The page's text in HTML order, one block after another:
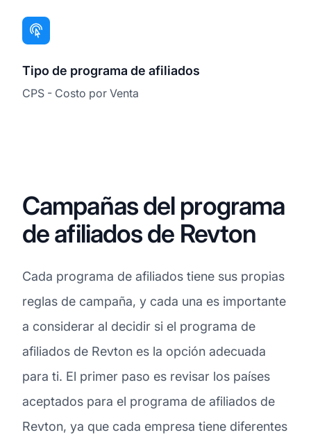
Tipo de programa de afiliados
CPS - Costo por Venta
Campañas del programa
de afiliados de Revton
Cada programa de afiliados tiene sus propias
reglas de campaña, y cada una es importante
a considerar al decidir si el programa de
afiliados de Revton es la opción adecuada
para ti. El primer paso es revisar los países
aceptados para el programa de afiliados de
Revton, ya que cada empresa tiene diferentes